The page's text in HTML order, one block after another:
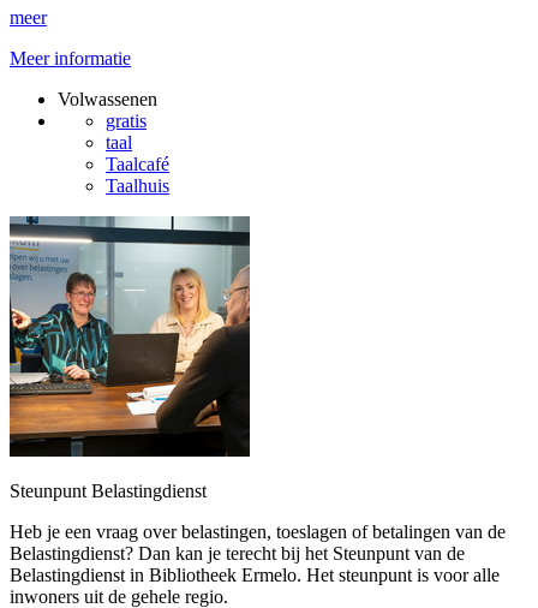
meer
Meer informatie
Volwassenen
gratis
taal
Taalcafé
Taalhuis
Steunpunt Belastingdienst
Heb je een vraag over belastingen, toeslagen of betalingen van de
Belastingdienst? Dan kan je terecht bij het Steunpunt van de
Belastingdienst in Bibliotheek Ermelo. Het steunpunt is voor alle
inwoners uit de gehele regio.